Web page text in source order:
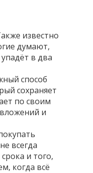
известно
думают,
в два
способ
сохраняет
по своим
и
всегда
и того,
когда всё